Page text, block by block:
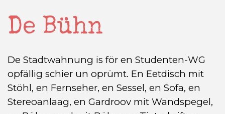
De Bühn
De Stadtwahnung is för en Studenten-WG
opfällig schier un oprümt. En Eetdisch mit
Stöhl, en Fernseher, en Sessel, en Sofa, en
Stereoanlaag, en Gardroov mit Wandspegel,